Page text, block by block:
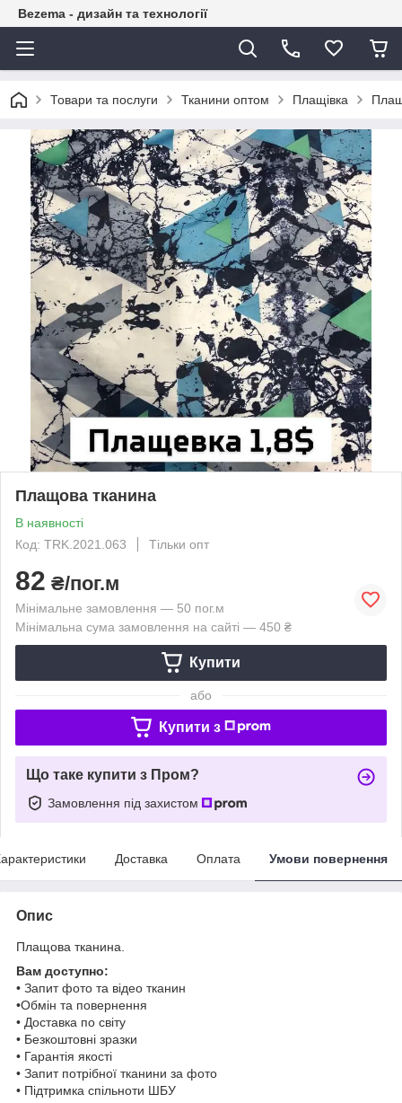
Bezema - дизайн та технології
Товари та послуги Тканини оптом Плащівка
Плащова тканина
В наявності
Код: TRK.2021.063
Тільки опт
82 ₴/пог.м
Мінімальне замовлення — 50 пог.м
Мінімальна сума замовлення на сайті — 450 ₴
Купити
або
Купити з
Що таке купити з Пром?
Замовлення під захистом
Доставка Оплата Умови повернення
Опис
Плащова тканина.
Вам доступно:
• Запит фото та відео тканин
•Обмін та повернення
• Доставка по світу
• Безкоштовні зразки
• Гарантія якості
• Запит потрібної тканини за фото
• Підтримка спільноти ШБУ